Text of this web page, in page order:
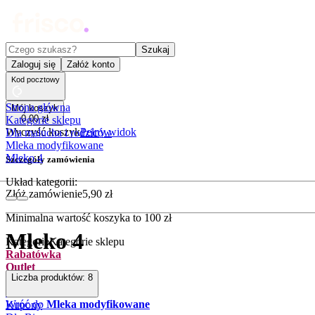
Czego szukasz?
Szukaj
Zaloguj się
Załóż konto
Kod pocztowy
Mój koszyk
0,00 zł
Wyczyść koszykPełny widok
Szczegóły zamówienia
Złóż zamówienie5,90 zł
Minimalna wartość koszyka to 100 zł
KategorieKategorie sklepu
Rabatówka
Outlet
Promocje
Kupony
Strona główna
Kategorie sklepu
Dla malucha i rodziców
Mleka modyfikowane
Mleko 4
Układ kategorii:
Mleko 4
Liczba produktów: 8
Wróć do Mleka modyfikowane